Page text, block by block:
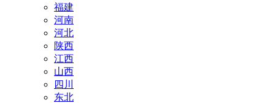
福建
河南
河北
陕西
江西
山西
四川
东北